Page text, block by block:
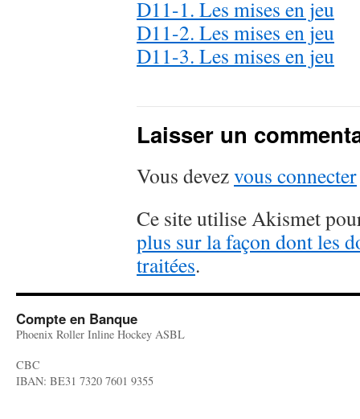
D11-1. Les mises en jeu
D11-2. Les mises en jeu
D11-3. Les mises en jeu
Laisser un
Vous devezvous connecter
Ce site utilise Akismet
plus sur la façon dont les
traitées.
Compte en Banque
Phoenix Roller Inline Hockey ASBL
CBC
IBAN: BE31 7320 7601 9355